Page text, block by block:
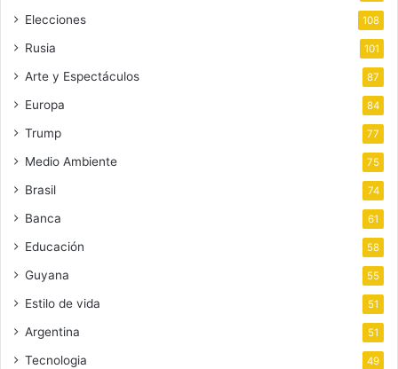
Elecciones 108
Rusia 101
Arte y Espectáculos 87
Europa 84
Trump 77
Medio Ambiente 75
Brasil 74
Banca 61
Educación 58
Guyana 55
Estilo de vida 51
Argentina 51
Tecnologia 49